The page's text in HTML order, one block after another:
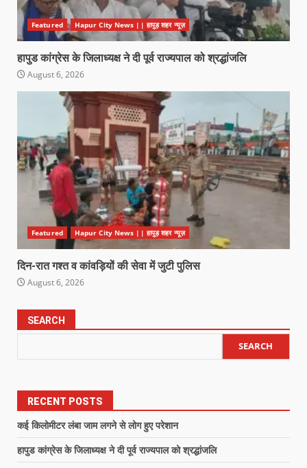
Featured Hapur City News || हापुड़ शहर न्यूज़
हापुड कांग्रेस के जिलाध्यक्ष ने दी पूर्व राज्यपाल को श्रद्धांजलि
August 6, 2026
Featured Hapur City News || हापुड़ शहर न्यूज़
दिन-रात गश्त व कांवड़ियों की सेवा में जुटी पुलिस
August 6, 2026
SEARCH
SEARCH
RECENT POSTS
कई किलोमीटर लंबा जाम लगने से लोग हुए परेशान
हापुड कांग्रेस के जिलाध्यक्ष ने दी पूर्व राज्यपाल को श्रद्धांजलि